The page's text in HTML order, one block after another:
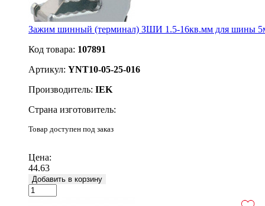
Зажим шинный (терминал) ЗШИ 1.5-16кв.мм для шины
Код товара: 107891
Артикул: YNT10-05-25-016
Производитель: IEK
Страна изготовитель:
Товар доступен под заказ
Цена:
44.63
Добавить в корзину